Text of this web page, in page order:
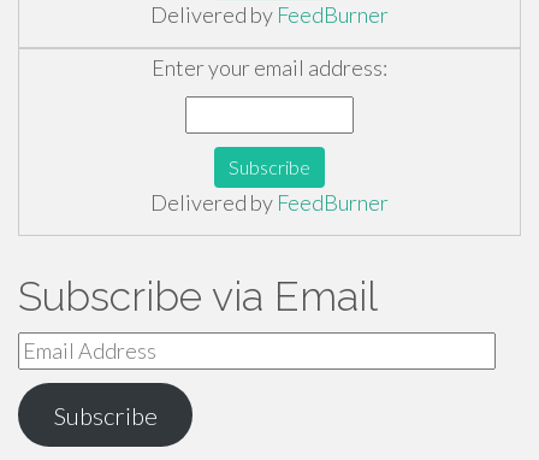
Delivered by FeedBurner
Enter your email address:
Delivered by FeedBurner
Subscribe via Email
Email
Address
Subscribe